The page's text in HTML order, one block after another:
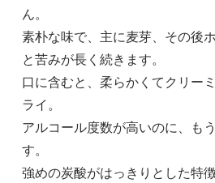
ん。
素朴な味で、主に麦芽、その後
と苦みが長く続きます。
口に含むと、柔らかくてクリー
ライ。
アルコール度数が高いのに、も
す。
強めの炭酸がはっきりとした特